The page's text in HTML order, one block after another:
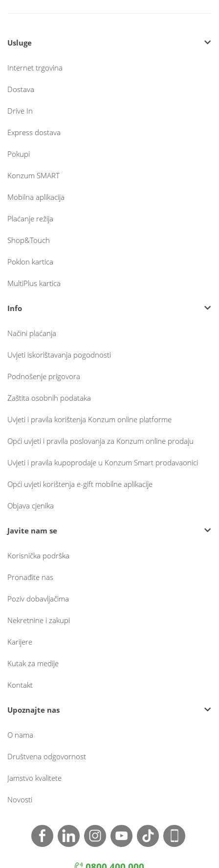
Usluge
Internet trgovina
Dostava
Drive In
Express dostava
Pokupi
Konzum SMART
Mobilna aplikacija
Plaćanje režija
Shop&Touch
Poklon kartica
MultiPlus kartica
Info
Načini plaćanja
Uvjeti iskorištavanja pogodnosti
Podnošenje prigovora
Zaštita osobnih podataka
Uvjeti i pravila korištenja Konzum online platforme
Opći uvjeti i pravila poslovanja za Konzum online prodaju
Uvjeti i pravila kupoprodaje u Konzum Smart prodavaonici
Opći uvjeti korištenja e-gift mobilne aplikacije
Objava cjenika
Javite nam se
Korisnička podrška
Pronađite nas
Poziv dobavljačima
Nekretnine i zakupi
Karijere
Kutak za medije
Kontakt
Upoznajte nas
O nama
Društvena odgovornost
Jamstvo kvalitete
Novosti